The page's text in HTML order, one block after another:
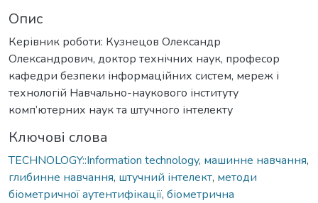
Опис
Керівник роботи: Кузнецов Олександр
Олександрович, доктор технічних наук, професор
кафедри безпеки інформаційних систем, мереж і
технологій Навчально-наукового інституту
комп’ютерних наук та штучного інтелекту
Ключові слова
TECHNOLOGY::Information technology, машинне навчання,
глибинне навчання, штучний інтелект, методи
біометричної аутентифікації, біометрична